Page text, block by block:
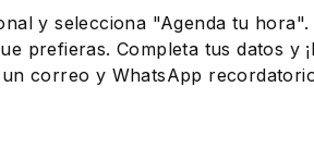
y selecciona "Agenda tu hora".
prefieras. Completa tus datos y
correo y WhatsApp